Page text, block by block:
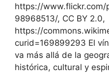
https://
98968513/, CC BY 2.0,
https://
curid=169899293 El
va más allá de la
histórica, cultural y